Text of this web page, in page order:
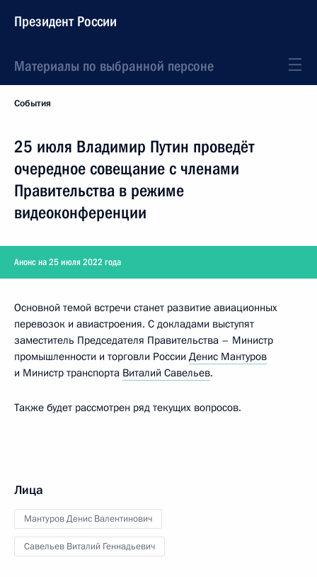
Президент России
Материалы по выбранной персоне
События
25 июля Владимир Путин проведёт
очередное совещание с членами
Правительства в режиме
видеоконференции
Анонс на 25 июля 2022 года
Основной темой встречи станет развитие авиационных
перевозок и авиастроения. С докладами выступят
заместитель Председателя Правительства – Министр
промышленности и торговли России Денис Мантуров
и Министр транспорта Виталий Савельев.
Также будет рассмотрен ряд текущих вопросов.
Лица
Мантуров Денис Валентинович
Савельев Виталий Геннадьевич